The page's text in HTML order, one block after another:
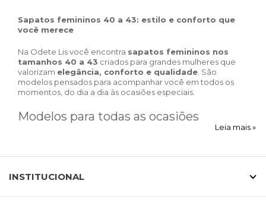
Sapatos femininos 40 a 43: estilo e conforto que
você merece
Na Odete Lis você encontra sapatos femininos nos
tamanhos 40 a 43 criados para grandes mulheres que
valorizam elegância, conforto e qualidade . São
modelos pensados para acompanhar você em todos os
momentos, do dia a dia às ocasiões especiais.
Modelos para todas as ocasiões
estilos de vida. Para o trabalho, você encontrascarpinse
garantem sofisticação com conforto. Para o lazer, temos
Leia mais »
INSTITUCIONAL